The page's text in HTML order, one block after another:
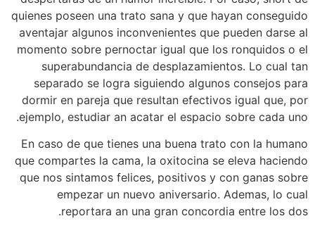
quienes poseen una trato sana y que hayan conseguido
aventajar algunos inconvenientes que pueden darse al
momento sobre pernoctar igual que los ronquidos o el
superabundancia de desplazamientos. Lo cual tan
separado se logra siguiendo algunos consejos para
dormir en pareja que resultan efectivos igual que, por
ejemplo, estudiar an acatar el espacio sobre cada uno.
En caso de que tienes una buena trato con la humano
que compartes la cama, la oxitocina se eleva haciendo
que nos sintamos felices, positivos y con ganas sobre
empezar un nuevo aniversario. Ademas, lo cual
reportara an una gran concordia entre los dos.